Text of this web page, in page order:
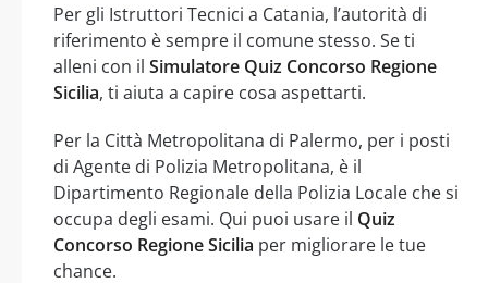
Per gli Istruttori Tecnici a Catania, l’autorità di
riferimento è sempre il comune stesso. Se ti
alleni con il Simulatore Quiz Concorso Regione
Sicilia, ti aiuta a capire cosa aspettarti.
Per la Città Metropolitana di Palermo, per i posti
di Agente di Polizia Metropolitana, è il
Dipartimento Regionale della Polizia Locale che si
occupa degli esami. Qui puoi usare il Quiz
Concorso Regione Sicilia per migliorare le tue
chance.